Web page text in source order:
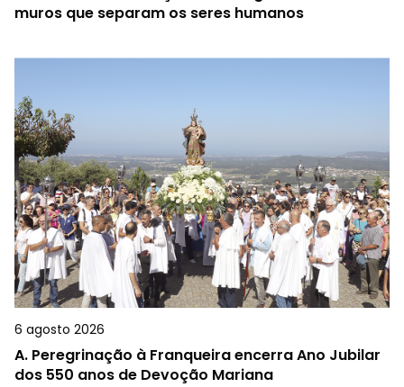
muros que separam os seres humanos
6 agosto 2026
A. Peregrinação à Franqueira encerra Ano Jubilar
dos 550 anos de Devoção Mariana